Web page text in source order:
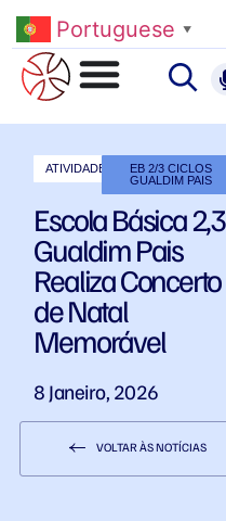
Portuguese ▼
ATIVIDADES
EB 2/3 CICLOS
GUALDIM PAIS
Escola Básica 2,3
Gualdim Pais
Realiza Concerto
de Natal
Memorável
8 Janeiro, 2026
VOLTAR ÀS NOTÍCIAS